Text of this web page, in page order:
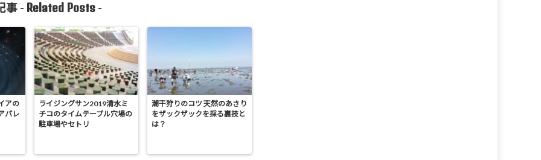
事 - Related Posts-
アの
パレ
ライジングサン2019清水ミ
チコのタイムテーブル穴場の
駐車場やセトリ
潮干狩りのコツ 天然のあさり
をザックザックを採る裏技と
は？